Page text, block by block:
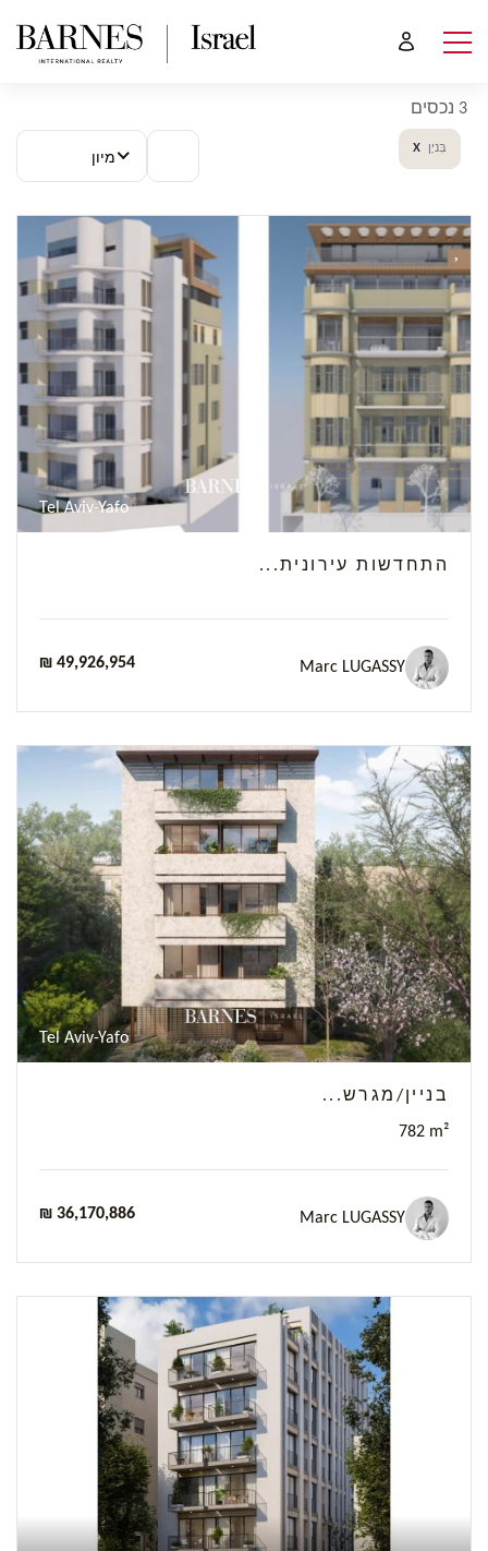
3 נכסים
בִּניָן x
מיון
Tel Aviv-Yafo
התחדשות עירונית...
Marc LUGASSY
₪ 49,926,954
Tel Aviv-Yafo
בניין/מגרש...
782 m²
Marc LUGASSY
₪ 36,170,886